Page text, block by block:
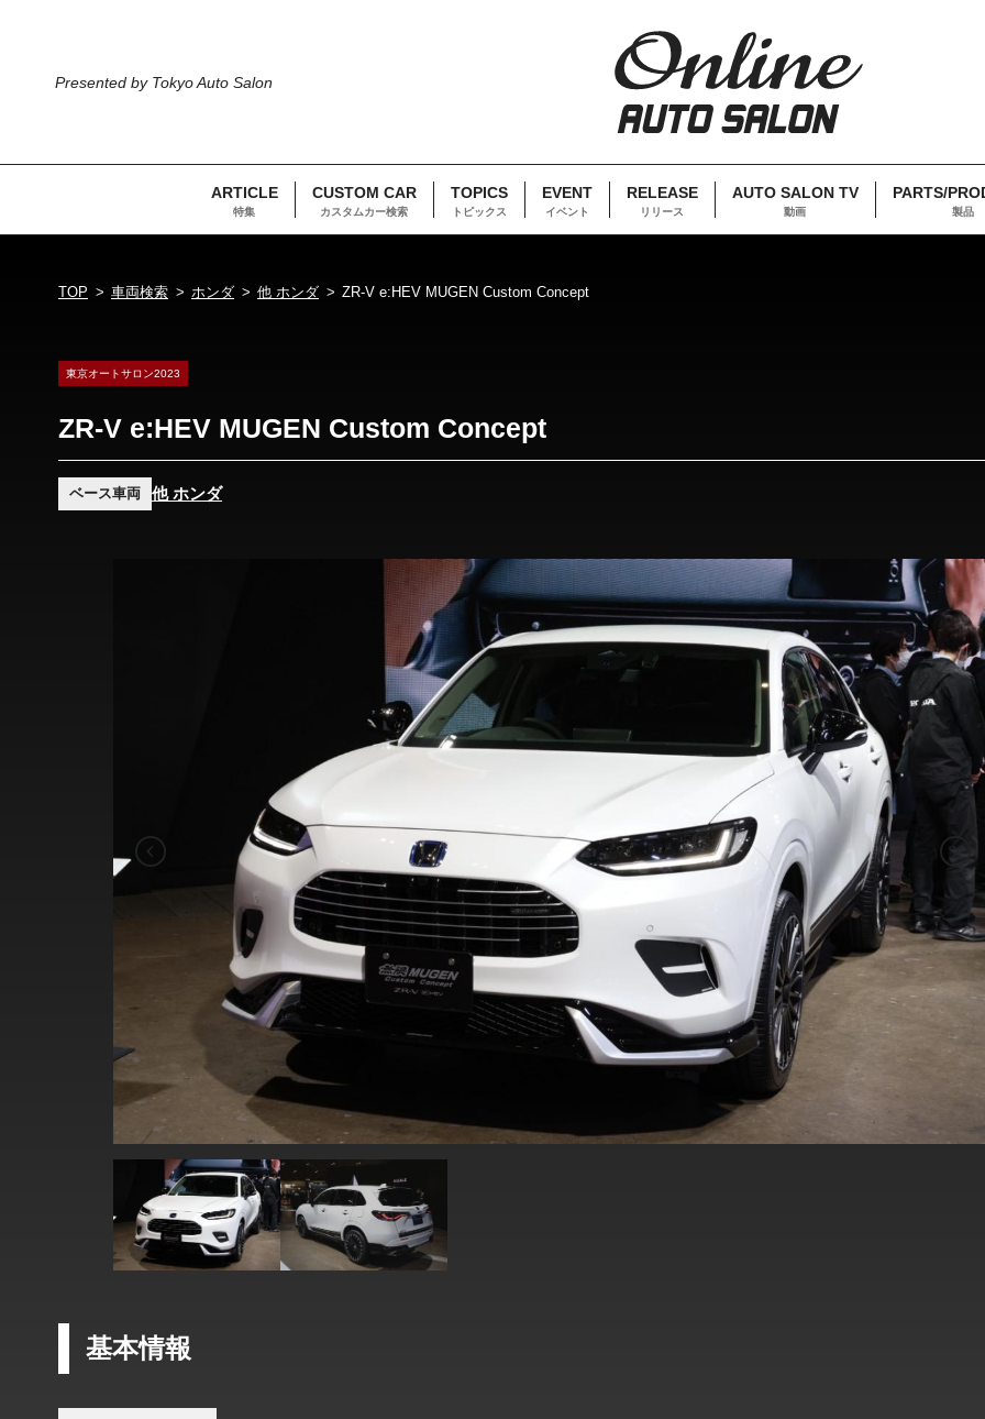
Presented by Tokyo Auto Salon
ARTICLE
特集
CUSTOM CAR
カスタムカー検索
TOPICS
トピックス
EVENT
イベント
RELEASE
リリース
AUTO SALON TV
動画
PARTS/
製品
TOP 車両検索 ホンダ 他 ホンダ ZR-V e:HEV MUGEN Custom Concept
東京オートサロン2023
ZR-V e:HEV MUGEN Custom Concept
ベース車両 他 ホンダ
基本情報